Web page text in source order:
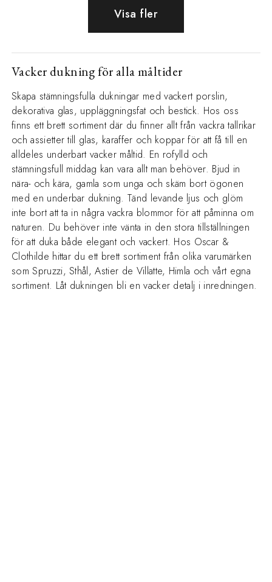
Visa fler
Vacker dukning för alla måltider
Skapa stämningsfulla dukningar med vackert porslin,
dekorativa glas, uppläggningsfat och bestick. Hos oss
finns ett brett sortiment där du finner allt från vackra tallrikar
och assietter till glas, karaffer och koppar för att få till en
alldeles underbart vacker måltid. En rofylld och
stämningsfull middag kan vara allt man behöver. Bjud in
nära- och kära, gamla som unga och skäm bort ögonen
med en underbar dukning. Tänd levande ljus och glöm
inte bort att ta in några vackra blommor för att påminna om
naturen. Du behöver inte vänta in den stora tillställningen
för att duka både elegant och vackert. Hos Oscar &
Clothilde hittar du ett brett sortiment från olika varumärken
som Spruzzi, Sthål, Astier de Villatte, Himla och vårt egna
sortiment. Låt dukningen bli en vacker detalj i inredningen.